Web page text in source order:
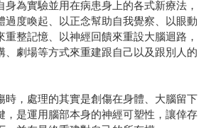
為實驗並用在病患身上的各式新療法，
過度喚起、以正念幫助自我覺察、以眼動
整記憶、以神經回饋來重設大腦迴路，
、劇場等方式來重建跟自己以及跟別人的
時，處理的其實是創傷在身體、大腦留下
，是運用腦部本身的神經可塑性，讓倖存